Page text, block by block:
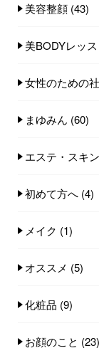
美容整顔 (43)
美BODYレッ
女性のための
まゆみん (60)
エステ・スキ
初めて方へ (4)
メイク (1)
オススメ (5)
化粧品 (9)
お顔のこと (23)